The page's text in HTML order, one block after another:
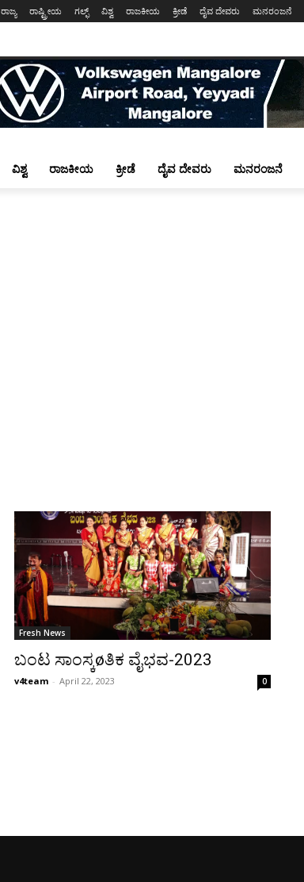
ರಾಜ್ಯ ರಾಷ್ಟ್ರೀಯ ಗಲ್ಫ್ ವಿಶ್ವ ರಾಜಕೀಯ ಕ್ರೀಡೆ ದೈವ ದೇವರು ಮನರಂಜನೆ
ವಿಶ್ವ ರಾಜಕೀಯ ಕ್ರೀಡೆ ದೈವ ದೇವರು ಮನರಂಜನೆ
Fresh News
ಬಂಟ ಸಾಂಸ್ಕøತಿಕ ವೈಭವ-2023
v4team - April 22, 2023 0